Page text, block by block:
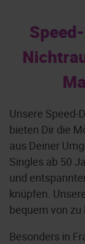
Unsere Speed-
bieten Dir die
aus Deiner
Singles ab 50
und
knüpfen.
bequem von
Besonders in